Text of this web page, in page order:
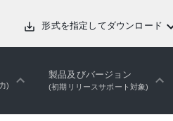
形式を指定してダウンロード
)
製品及びバージョン
(初期リリースサポート対象)